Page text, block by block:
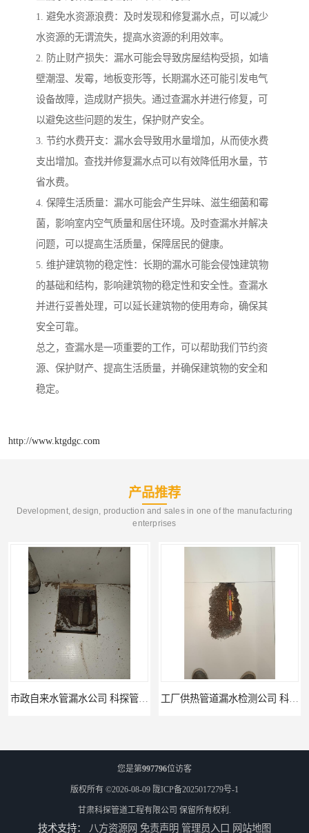
1. 避免水资源浪费：及时发现和修复漏水点，可以减少
水资源的无谓流失，提高水资源的利用效率。
2. 防止财产损失：漏水可能会导致房屋结构受损，如墙
壁潮湿、发霉，地板变形等，长期漏水还可能引发电气
设备故障，造成财产损失。通过查漏水并进行修复，可
以避免这些问题的发生，保护财产安全。
3. 节约水费开支：漏水会导致用水量增加，从而使水费
支出增加。查找并修复漏水点可以有效降低用水量，节
省水费。
4. 保障生活质量：漏水可能会产生异味、滋生细菌和霉
菌，影响室内空气质量和居住环境。及时查漏水并解决
问题，可以提高生活质量，保障居民的健康。
5. 维护建筑物的稳定性：长期的漏水可能会侵蚀建筑物
的基础和结构，影响建筑物的稳定性和安全性。查漏水
并进行妥善处理，可以延长建筑物的使用寿命，确保其
安全可靠。
总之，查漏水是一项重要的工作，可以帮助我们节约资
源、保护财产、提高生活质量，并确保建筑物的安全和
稳定。
http://www.ktgdgc.com
产品推荐
Development, design, production and sales in one of the manufacturing
enterprises
公司仪器测漏电话 科探管道工程
您是第997796位访客
版权所有 ©2026-08-09 陇ICP备2025017279号-1
甘肃科探管道工程有限公司 保留所有权利.
技术支持： 八方资源网 免责声明 管理员入口 网站地图